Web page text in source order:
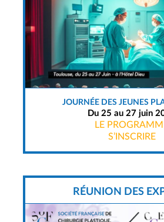
JOURNÉE DES JEUNES
Du 25 au 27 juin
LE
S’INSCRIRE
RÉUNION DES